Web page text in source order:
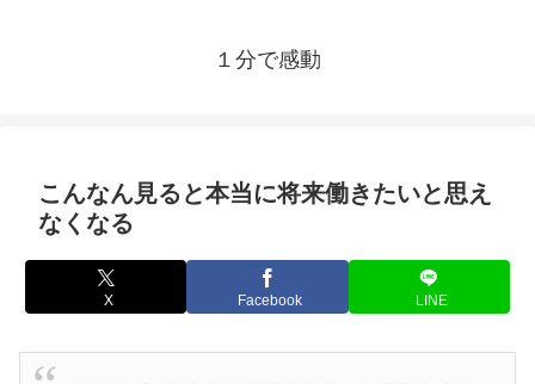
１分で感動
こんなん見ると本当に将来働きたいと思え
なくなる
X Facebook LINE